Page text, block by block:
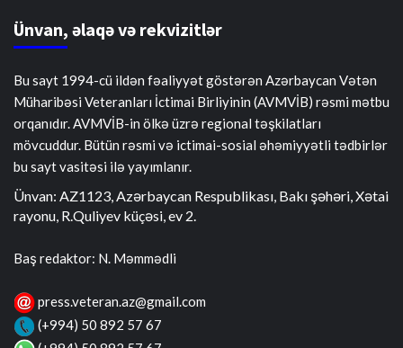
Ünvan, əlaqə və rekvizitlər
Bu sayt 1994-cü ildən fəaliyyət göstərən Azərbaycan Vətən
Müharibəsi Veteranları İctimai Birliyinin (AVMVİB) rəsmi mətbu
orqanıdır. AVMVİB-in ölkə üzrə regional təşkilatları
mövcuddur. Bütün rəsmi və ictimai-sosial əhəmiyyətli tədbirlər
bu sayt vasitəsi ilə yayımlanır.
Ünvan: AZ1123, Azərbaycan Respublikası, Bakı şəhəri, Xətai
rayonu, R.Quliyev küçəsi, ev 2.
Baş redaktor: N. Məmmədli
press.veteran.az@gmail.com
(+994) 50 892 57 67